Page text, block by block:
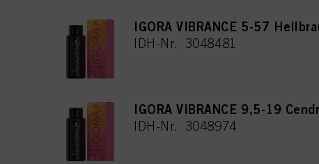
IGORA VIBRANCE 5-57
IDH-Nr. 3048481
IGORA VIBRANCE 9,5-19
IDH-Nr. 3048974